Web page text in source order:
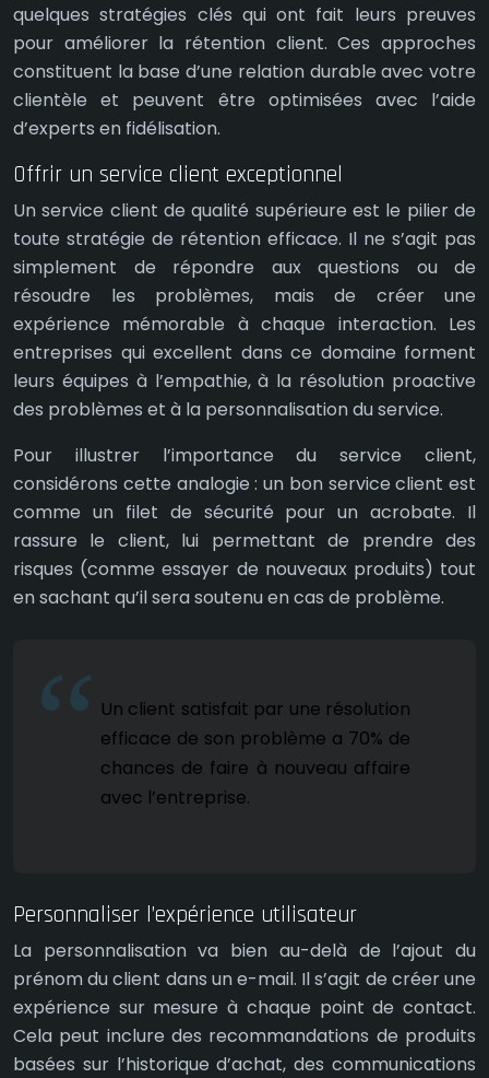
quelques stratégies clés qui ont fait leurs preuves
pour améliorer la rétention client. Ces approches
constituent la base d’une relation durable avec votre
clientèle et peuvent être optimisées avec l’aide
d’experts en fidélisation.
Offrir un service client exceptionnel
Un service client de qualité supérieure est le pilier de
toute stratégie de rétention efficace. Il ne s’agit pas
simplement de répondre aux questions ou de
résoudre les problèmes, mais de créer une
expérience mémorable à chaque interaction. Les
entreprises qui excellent dans ce domaine forment
leurs équipes à l’empathie, à la résolution proactive
des problèmes et à la personnalisation du service.
Pour illustrer l’importance du service client,
considérons cette analogie : un bon service client est
comme un filet de sécurité pour un acrobate. Il
rassure le client, lui permettant de prendre des
risques (comme essayer de nouveaux produits) tout
en sachant qu’il sera soutenu en cas de problème.
Un client satisfait par une résolution
efficace de son problème a 70% de
chances de faire à nouveau affaire
avec l’entreprise.
Personnaliser l’expérience utilisateur
La personnalisation va bien au-delà de l’ajout du
prénom du client dans un e-mail. Il s’agit de créer une
expérience sur mesure à chaque point de contact.
Cela peut inclure des recommandations de produits
basées sur l’historique d’achat, des communications